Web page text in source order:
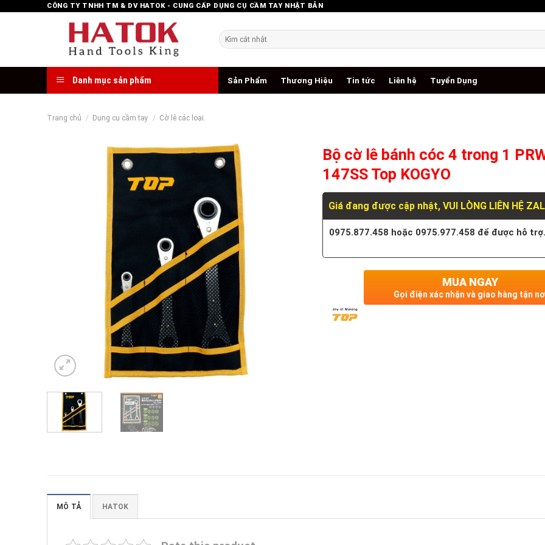
CÔNG TY TNHH TM & DV HATOK - CUNG CẤP DỤNG CỤ CẦM TAY NHẬT BẢN
Tìm
kiếm:
Danh mục sản phẩm Sản Phẩm Thương Hiệu Tin tức Liên hệ Tuyển Dụng
Trang chủ / Dụng cụ cầm tay / Cờ lê các loại.
Bộ cờ lê bánh cóc 4 trong 1
147SS Top KOGYO
Giá đang được cập nhật, VUI LÒNG LIÊN HỆ
0975.877.458 hoặc 0975.977.458 để được hỗ
MUA NGAY
Gọi điện xác nhận và giao hàng tận
MÔ TẢ HATOK